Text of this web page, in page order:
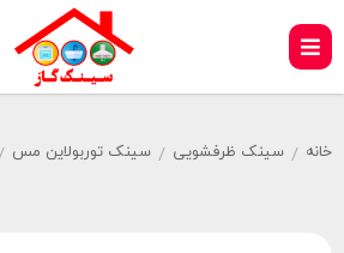
خانه / سینک ظرفشویی / سینک توربولاین مس /